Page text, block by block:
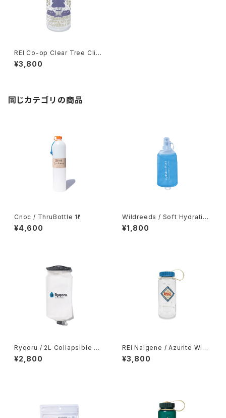
REI Co-op Clear Tree Clim
ber Wide-Mouth Water Bot
tle - 32 fl. oz.
¥3,800
同じカテゴリの商品
Cnoc / ThruBottle 1ℓ
¥4,600
Wildreeds / Soft Hydration
Flask 250ml
¥1,800
Ryqoru / 2L Collapsible Wa
ter Bag
¥2,800
REI Nalgene / Azurite Wide
-Mouth Water Bottle - 16 f
l. oz.
¥3,800